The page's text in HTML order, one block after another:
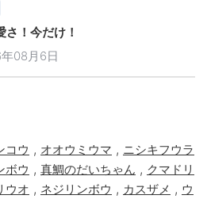
さ！今だけ！
08月6日
コウ , オオウミウマ , ニシキフウラ
ボウ , 真鯛のだいちゃん , クマドリ
ウオ , ネジリンボウ , カスザメ , ウ